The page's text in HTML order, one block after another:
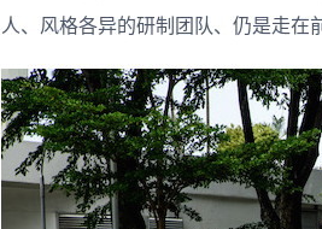
人、风格各异的研制团队、仍是走在